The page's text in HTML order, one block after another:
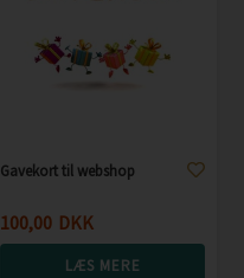
Gavekort til webshop
100,00 DKK
LÆS MERE